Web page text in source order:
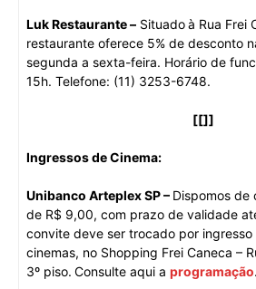
Luk Restaurante – Situadoà Rua Frei
restaurante oferece 5% de desconto
segunda a sexta-feira. Horário de
15h. Telefone: (11) 3253-6748.
[[]]
Ingressos de Cinema:
Unibanco Arteplex SP – Dispomos de
de R$ 9,00, com prazo de validade
convite deve ser trocado por
cinemas, no Shopping Frei Caneca –
3º piso. Consulte aqui a programação.